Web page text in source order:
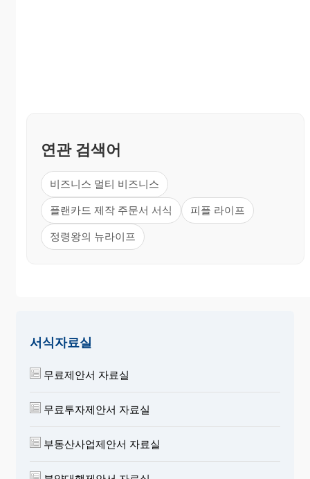
연관 검색어
비즈니스 멀티 비즈니스
플랜카드 제작 주문서 서식 피플 라이프
정령왕의 뉴라이프
서식자료실
무료제안서 자료실
무료투자제안서 자료실
부동산사업제안서 자료실